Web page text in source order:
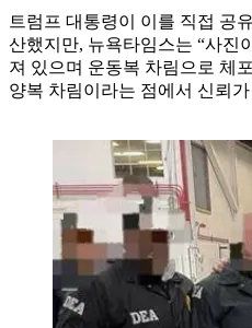
트럼프 대통령이 이를 직접 공
산했지만, 뉴욕타임스는 “사진
져 있으며 운동복 차림으로 체
양복 차림이라는 점에서 신뢰